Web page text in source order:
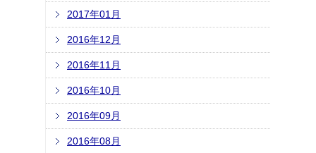
2017年01月
2016年12月
2016年11月
2016年10月
2016年09月
2016年08月